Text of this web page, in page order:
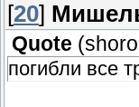
[20]
Quote (
погибли все